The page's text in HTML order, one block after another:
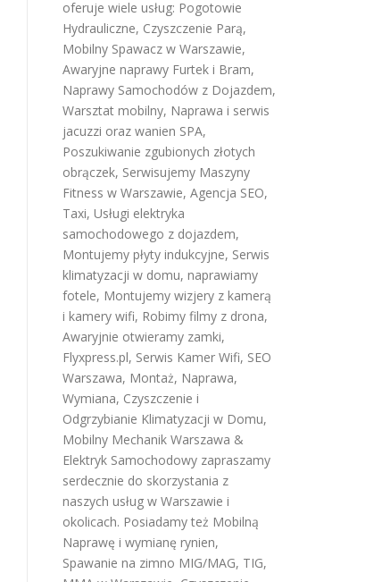
oferuje wiele usług: Pogotowie
Hydrauliczne, Czyszczenie Parą,
Mobilny Spawacz w Warszawie,
Awaryjne naprawy Furtek i Bram,
Naprawy Samochodów z Dojazdem,
Warsztat mobilny, Naprawa i serwis
jacuzzi oraz wanien SPA,
Poszukiwanie zgubionych złotych
obrączek, Serwisujemy Maszyny
Fitness w Warszawie, Agencja SEO,
Taxi, Usługi elektryka
samochodowego z dojazdem,
Montujemy płyty indukcyjne, Serwis
klimatyzacji w domu, naprawiamy
fotele, Montujemy wizjery z kamerą
i kamery wifi, Robimy filmy z drona,
Awaryjnie otwieramy zamki,
Flyxpress.pl, Serwis Kamer Wifi, SEO
Warszawa, Montaż, Naprawa,
Wymiana, Czyszczenie i
Odgrzybianie Klimatyzacji w Domu,
Mobilny Mechanik Warszawa &
Elektryk Samochodowy zapraszamy
serdecznie do skorzystania z
naszych usług w Warszawie i
okolicach. Posiadamy też Mobilną
Naprawę i wymianę rynien,
Spawanie na zimno MIG/MAG, TIG,